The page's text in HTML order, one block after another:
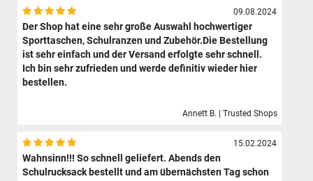
09.08.2024
Der Shop hat eine sehr große Auswahl hochwertiger
Sporttaschen, Schulranzen und Zubehör.Die Bestellung
ist sehr einfach und der Versand erfolgte sehr schnell.
Ich bin sehr zufrieden und werde definitiv wieder hier
bestellen.
Annett B. | Trusted Shops
15.02.2024
Wahnsinn!!! So schnell geliefert. Abends den
Schulrucksack bestellt und am übernächsten Tag schon